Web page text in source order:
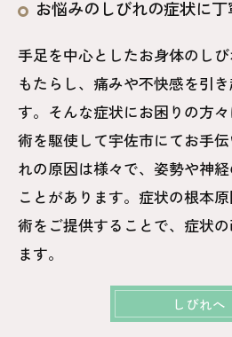
お悩みのしびれの症状に
手足を中心としたお身体のし
もたらし、痛みや不快感を引
す。そんな症状にお困りの方
術を駆使して宇佐市にてお手
れの原因は様々で、姿勢や神
ことがあります。症状の根本
術をご提供することで、症状
ます。
しびれへ